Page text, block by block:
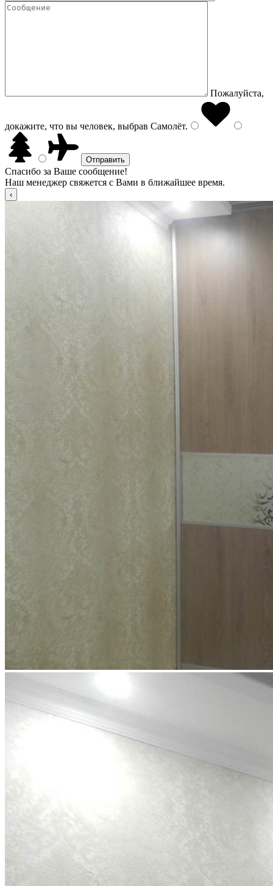
Пожалуйста,
докажите, что вы человек, выбрав Самолёт.
Спасибо за Ваше сообщение!
Наш менеджер свяжется с Вами в ближайшее время.